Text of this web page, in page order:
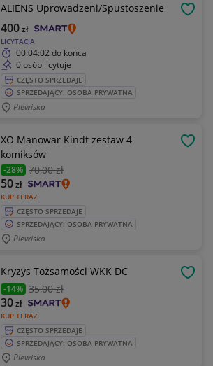
ALIENS Uprowadzeni/Spustoszenie
LICYTACJA
400zł
00:04:02 do końca
0 osób licytuje
CZĘSTO SPRZEDAJE
SPRZEDAJĄCY: OSOBA PRYWATNA
Plewiska
XO Manowar Kindt zestaw 4
komiksów
-28% 70,00 zł
KUP TERAZ
50zł
CZĘSTO SPRZEDAJE
SPRZEDAJĄCY: OSOBA PRYWATNA
Plewiska
Kryzys Tożsamości WKK DC
-14% 35,00 zł
KUP TERAZ
30zł
CZĘSTO SPRZEDAJE
SPRZEDAJĄCY: OSOBA PRYWATNA
Plewiska